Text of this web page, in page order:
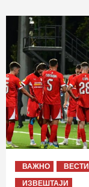
ВАЖНО
ВЕСТИ
ИЗВЕШТАЈИ